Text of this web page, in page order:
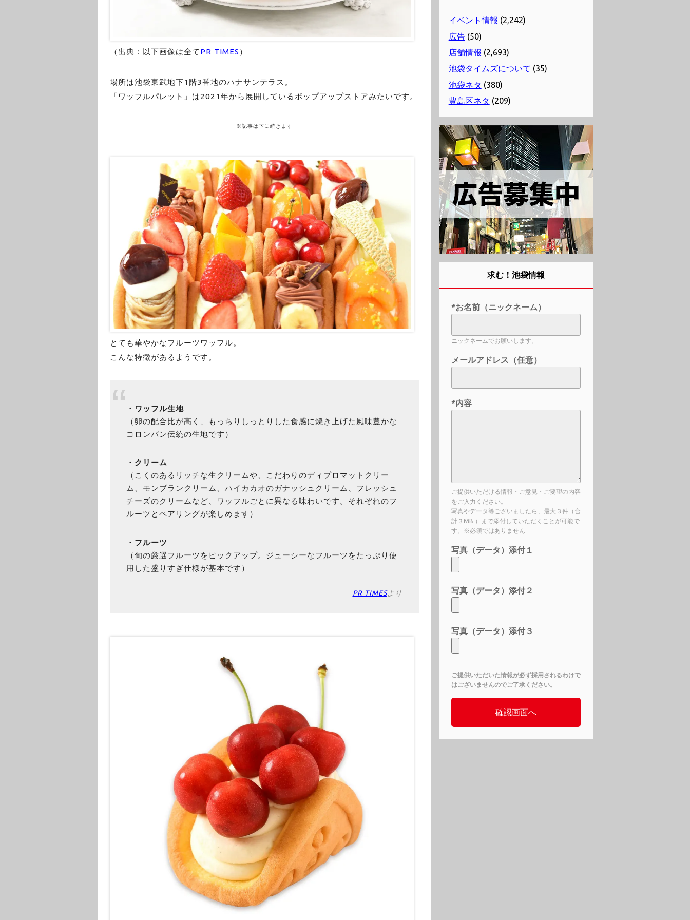
（出典：以下画像は全て PR TIMES ）
場所は池袋東武地下1階3番地のハナサンテラス。
「ワッフルパレット」は2021年から展開しているポップアップストアみたいです。
※記事は下に続きます
とても華やかなフルーツワッフル。
こんな特徴があるようです。
・ワッフル生地
（卵の配合比が高く、もっちりしっとりした食感に焼き上げた風味豊かな
コロンバン伝統の生地です）
・クリーム
（こくのあるリッチな生クリームや、こだわりのディプロマットクリー
ム、モンブランクリーム、ハイカカオのガナッシュクリーム、フレッシュ
チーズのクリームなど、ワッフルごとに異なる味わいです。それぞれのフ
ルーツとペアリングが楽しめます）
・フルーツ
（旬の厳選フルーツをピックアップ。ジューシーなフルーツをたっぷり使
用した盛りすぎ仕様が基本です）
PR TIMESより
イベント情報 (2,242)
広告(50)
店舗情報 (2,693)
池袋タイムズについて (35)
池袋ネタ (380)
豊島区ネタ (209)
求む！池袋情報
*お名前（ニックネーム）
ニックネームでお願いします。
メールアドレス（任意）
*内容
ご提供いただける情報・ご意見・ご要望の内容
をご入力ください。
写真やデータ等ございましたら、最大３件（合
計３MB ）まで添付していただくことが可能で
す。※必須ではありません
写真（データ）添付１
写真（データ）添付２
写真（データ）添付３
ご提供いただいた情報が必ず採用されるわけで
はございませんのでご了承ください。